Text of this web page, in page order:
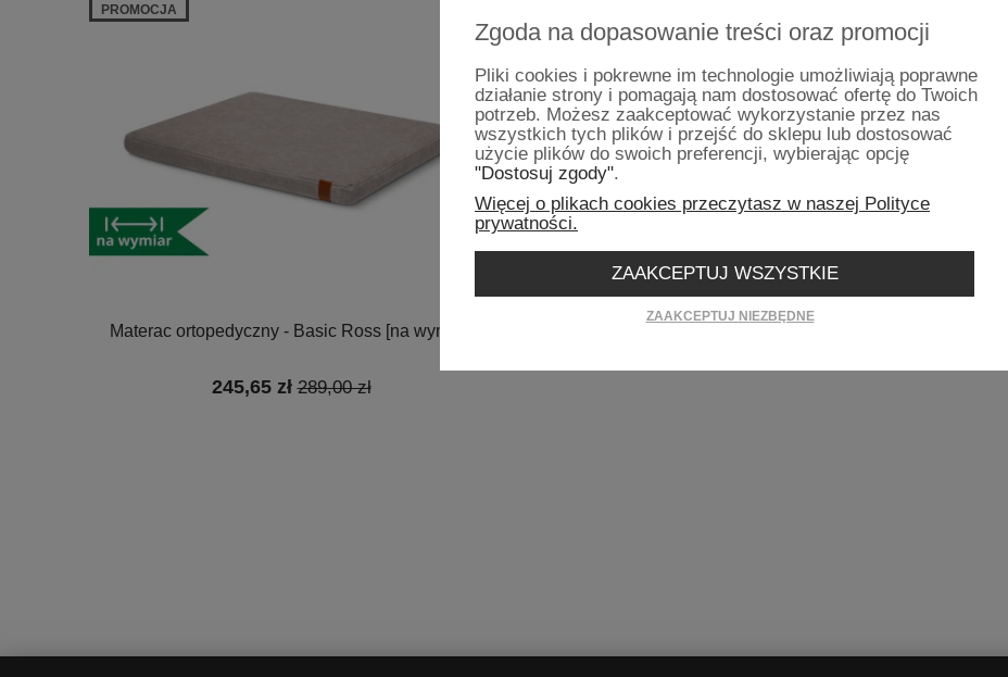
Materac ortopedyczny - Basic Ross [na wymiar]
245,65 zł 289,00 zł
PROMOCJA
Zgoda na dopasowanie treści oraz promocji
Pliki cookies i pokrewne im technologie umożliwiają poprawne
działanie strony i pomagają nam dostosować ofertę do Twoich
potrzeb. Możesz zaakceptować wykorzystanie przez nas
wszystkich tych plików i przejść do sklepu lub dostosować
użycie plików do swoich preferencji, wybierając opcję
"Dostosuj zgody".
Więcej o plikach cookies przeczytasz w naszej Polityce
prywatności.
ZAAKCEPTUJ NIEZBĘDNE
ZAAKCEPTUJ WSZYSTKIE